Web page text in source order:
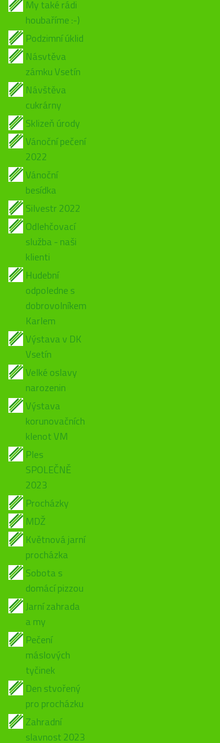
My také rádi
houbaříme :-)
Podzimní úklid
Násvtěva
zámku Vsetín
Návštěva
cukrárny
Sklizeň úrody
Vánoční pečení
2022
Vánoční
besídka
Silvestr 2022
Odlehčovací
služba - naši
klienti
Hudební
odpoledne s
dobrovolníkem
Karlem
Výstava v DK
Vsetín
Velké oslavy
narozenin
Výstava
korunovačních
klenot VM
Ples
SPOLEČNĚ
2023
Procházky
MDŽ
Květnová jarní
procházka
Sobota s
domácí pizzou
Jarní zahrada
a my
Pečení
máslových
tyčinek
Den stvořený
pro procházku
Zahradní
slavnost 2023